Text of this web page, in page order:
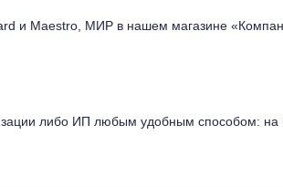
и Maestro, МИР в нашем магазине
либо ИП любым удобным способом: на